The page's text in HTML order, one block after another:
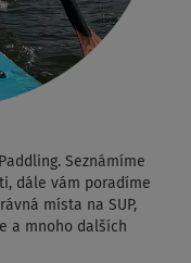
Seznámíme
dále vám poradíme
místa na SUP,
a mnoho dalších